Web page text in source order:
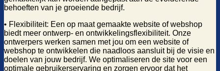
behoeften van je groeiende bedrijf.
• Flexibiliteit: Een op maat gemaakte website of webshop
biedt meer ontwerp- en ontwikkelingsflexibiliteit. Onze
ontwerpers werken samen met jou om een website of
webshop te ontwikkelen die naadloos aansluit bij de visie en
doelen van jouw bedrijf. We optimaliseren de site voor een
optimale gebruikerservaring en zorgen ervoor dat het